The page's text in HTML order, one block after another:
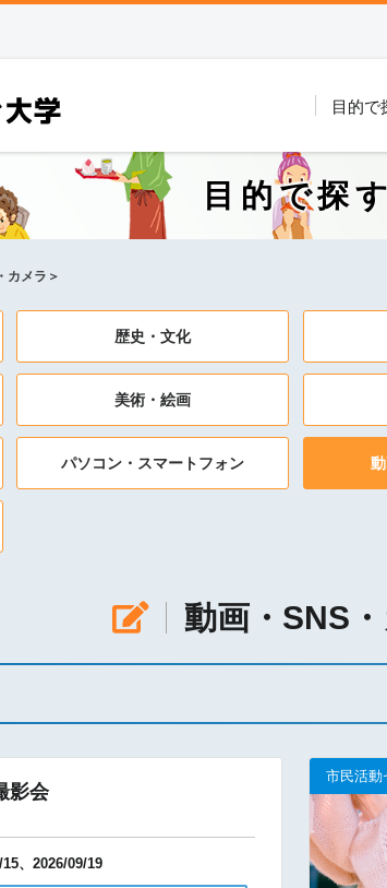
目的で
目的で探す
カメラ＞
歴史・文化
美術・絵画
パソコン・スマートフォン
動画・SNS
影会
、2026/09/19
市民活動